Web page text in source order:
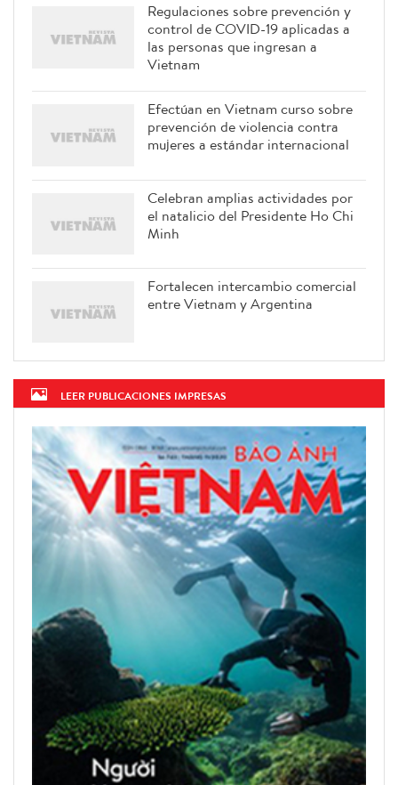
Regulaciones sobre prevención y
control de COVID-19 aplicadas a
las personas que ingresan a
Vietnam
Efectúan en Vietnam curso sobre
prevención de violencia contra
mujeres a estándar internacional
Celebran amplias actividades por
el natalicio del Presidente Ho Chi
Minh
Fortalecen intercambio comercial
entre Vietnam y Argentina
LEER PUBLICACIONES IMPRESAS